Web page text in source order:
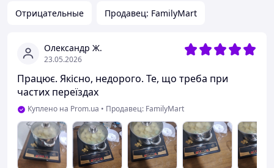
Отрицательные Продавец: FamilyMart
Олександр Ж.
23.05.2026
Працює. Якісно, недорого. Те, що треба при
частих переїздах
Куплено на Prom.ua • Продавец: FamilyMart